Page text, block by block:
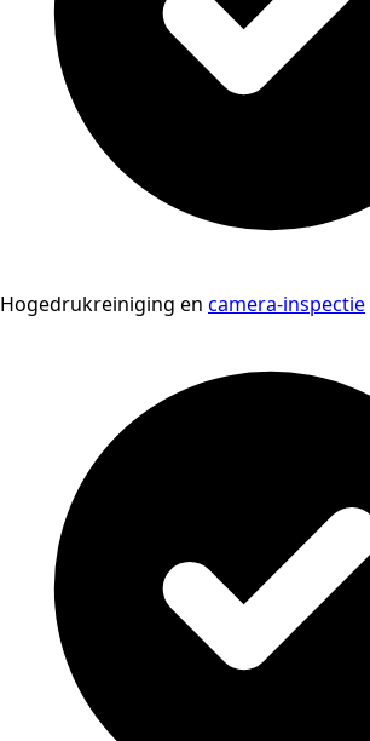
Hogedrukreiniging en camera-inspectie